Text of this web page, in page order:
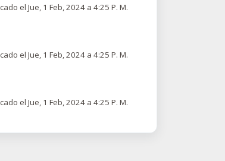
el Jue, 1 Feb, 2024 a 4:25 P. M.
el Jue, 1 Feb, 2024 a 4:25 P. M.
el Jue, 1 Feb, 2024 a 4:25 P. M.